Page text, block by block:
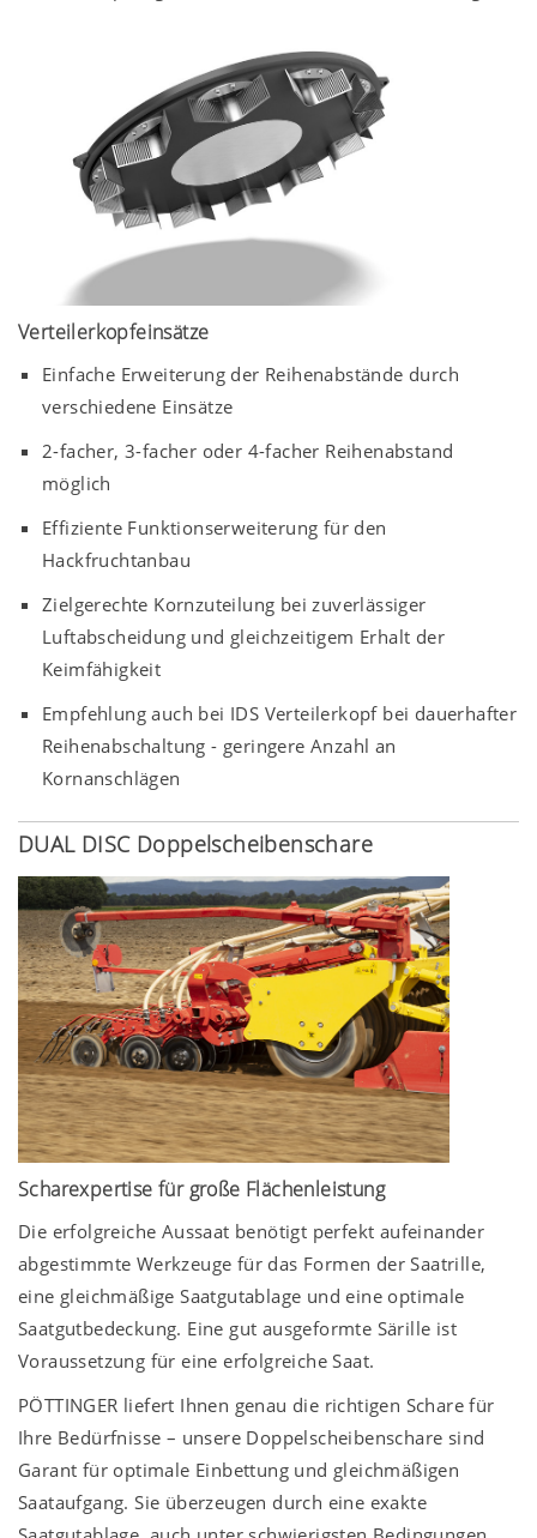
Verteilerkopfeinsätze
Einfache Erweiterung der Reihenabstände durch
verschiedene Einsätze
2-facher, 3-facher oder 4-facher Reihenabstand
möglich
Effiziente Funktionserweiterung für den
Hackfruchtanbau
Zielgerechte Kornzuteilung bei zuverlässiger
Luftabscheidung und gleichzeitigem Erhalt der
Keimfähigkeit
Empfehlung auch bei IDS Verteilerkopf bei dauerhafter
Reihenabschaltung - geringere Anzahl an
Kornanschlägen
DUAL DISC Doppelscheibenschare
Scharexpertise für große Flächenleistung
Die erfolgreiche Aussaat benötigt perfekt aufeinander
abgestimmte Werkzeuge für das Formen der Saatrille,
eine gleichmäßige Saatgutablage und eine optimale
Saatgutbedeckung. Eine gut ausgeformte Särille ist
Voraus­setzung für eine erfolgreiche Saat.
PÖTTINGER liefert Ihnen genau die richtigen Schare für
Ihre Bedürfnisse – unsere Doppelscheibenschare sind
Garant für optimale Einbettung und gleichmäßigen
Saataufgang. Sie überzeugen durch eine exakte